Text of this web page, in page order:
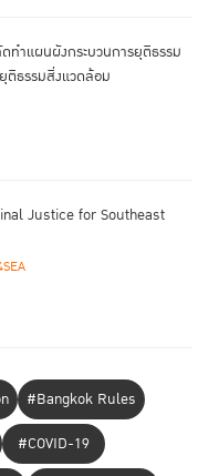
ทําแผนผังกระบวนการยุติธรรม
ติธรรมสิ่งแวดล้อม
Justice for Southeast
#Bangkok Rules
#COVID-19